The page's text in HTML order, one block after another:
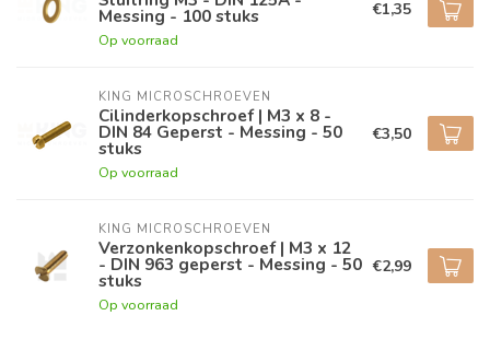
Messing - 100 stuks
Op voorraad
€1,35
KING MICROSCHROEVEN
Cilinderkopschroef | M3 x 8 -
DIN 84 Geperst - Messing - 50
stuks
Op voorraad
€3,50
KING MICROSCHROEVEN
Verzonkenkopschroef | M3 x 12
- DIN 963 geperst - Messing - 50
stuks
Op voorraad
€2,99